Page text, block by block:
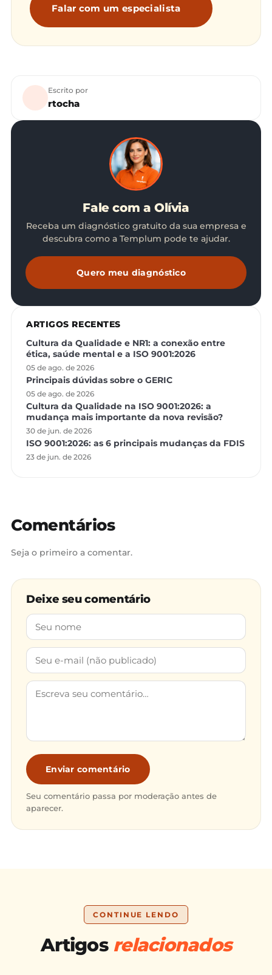
Falar com um especialista
Escrito por
rtocha
Fale com a Olívia
Receba um diagnóstico gratuito da sua empresa e
descubra como a Templum pode te ajudar.
Quero meu diagnóstico
ARTIGOS RECENTES
Cultura da Qualidade e NR1: a conexão entre
ética, saúde mental e a ISO 9001:2026
05 de ago. de 2026
Principais dúvidas sobre o GERIC
05 de ago. de 2026
Cultura da Qualidade na ISO 9001:2026: a
mudança mais importante da nova revisão?
30 de jun. de 2026
ISO 9001:2026: as 6 principais mudanças da FDIS
23 de jun. de 2026
Comentários
Seja o primeiro a comentar.
Deixe seu comentário
Enviar comentário
Seu comentário passa por moderação antes de
aparecer.
CONTINUE LENDO
Artigos relacionados